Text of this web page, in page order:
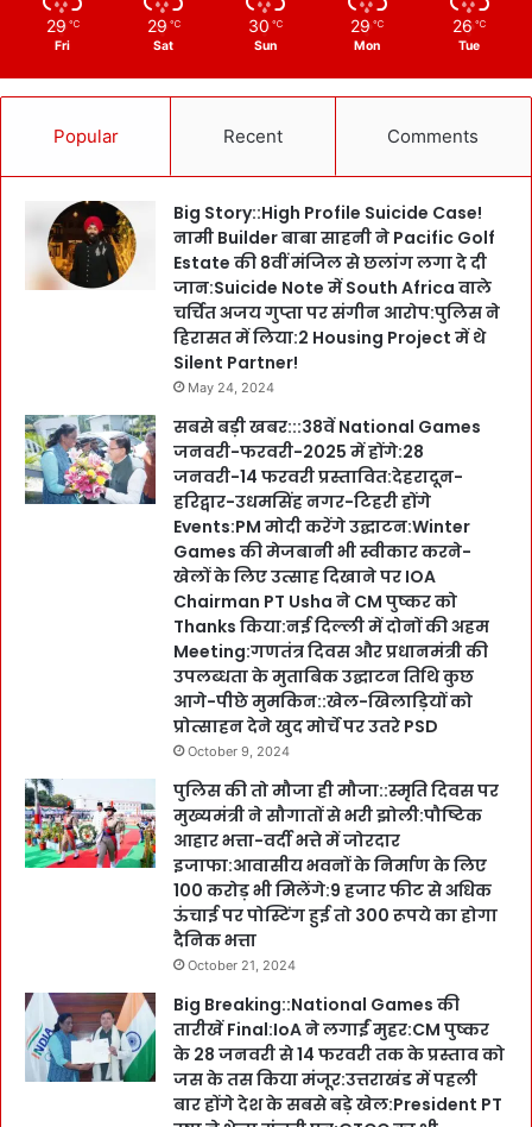
29 ℃
Fri
29 ℃
Sat
30 ℃
Sun
29 ℃
Mon
26 ℃
Tue
Popular Recent Comments
Big Story::High Profile Suicide Case!
नामी Builder बाबा साहनी ने Pacific Golf
Estate की 8वीं मंजिल से छलांग लगा दे दी
जान:Suicide Note में South Africa वाले
चर्चित अजय गुप्ता पर संगीन आरोप:पुलिस ने
हिरासत में लिया:2 Housing Project में थे
Silent Partner!
May 24, 2024
सबसे बड़ी खबर:::38वें National Games
जनवरी-फरवरी-2025 में होंगे:28
जनवरी-14 फरवरी प्रस्तावित:देहरादून-
हरिद्वार-उधमसिंह नगर-टिहरी होंगे
Events:PM मोदी करेंगे उद्घाटन:Winter
Games की मेजबानी भी स्वीकार करने-
खेलों के लिए उत्साह दिखाने पर IOA
Chairman PT Usha ने CM पुष्कर को
Thanks किया:नई दिल्ली में दोनों की अहम
Meeting:गणतंत्र दिवस और प्रधानमंत्री की
उपलब्धता के मुताबिक उद्घाटन तिथि कुछ
आगे-पीछे मुमकिन::खेल-खिलाड़ियों को
प्रोत्साहन देने खुद मोर्चे पर उतरे PSD
October 9, 2024
पुलिस की तो मौजा ही मौजा::स्मृति दिवस पर
मुख्यमंत्री ने सौगातों से भरी झोली:पौष्टिक
आहार भत्ता-वर्दी भत्ते में जोरदार
इजाफा:आवासीय भवनों के निर्माण के लिए
100 करोड़ भी मिलेंगे:9 हजार फीट से अधिक
ऊंचाई पर पोस्टिंग हुई तो 300 रूपये का होगा
दैनिक भत्ता
October 21, 2024
Big Breaking::National Games की
तारीखें Final:IoA ने लगाईं मुहर:CM पुष्कर
के 28 जनवरी से 14 फरवरी तक के प्रस्ताव को
जस के तस किया मंजूर:उत्तराखंड में पहली
बार होंगे देश के सबसे बड़े खेल:President PT